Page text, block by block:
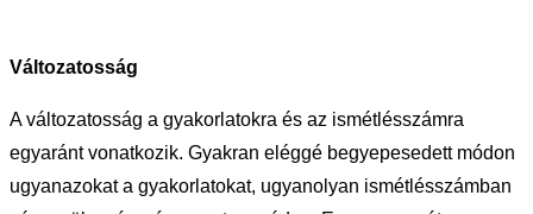
Változatosság
A változatosság a gyakorlatokra és az ismétlésszámra
egyaránt vonatkozik. Gyakran eléggé begyepesedett módon
ugyanazokat a gyakorlatokat, ugyanolyan ismétlésszámban